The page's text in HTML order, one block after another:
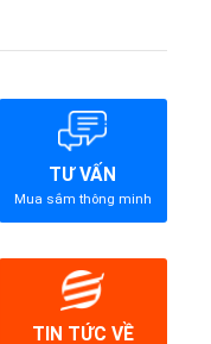
TƯ VẤN
Mua sắm thông minh
TIN TỨC VỀ